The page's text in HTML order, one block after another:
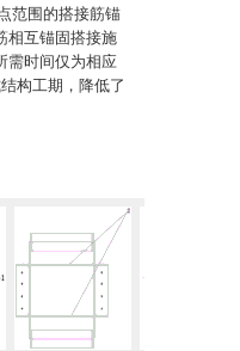
范围的搭接筋锚
相互锚固搭接施
需时间仅为相应
构工期，降低了